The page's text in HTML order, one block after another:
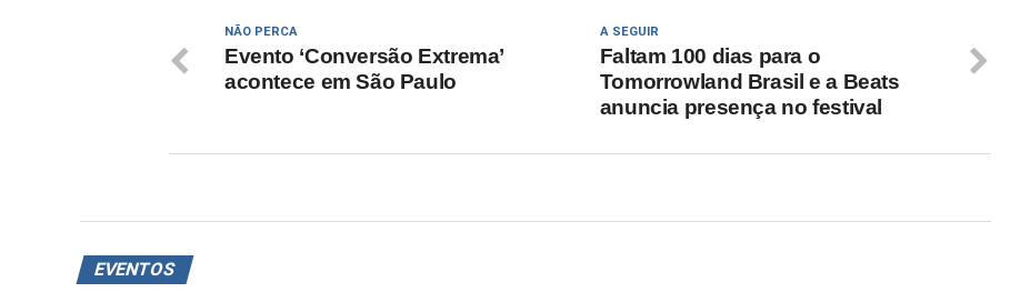
A SEGUIR
Faltam 100 dias para o
Tomorrowland Brasil e a Beats
anuncia presença no festival
NÃO PERCA
Evento ‘Conversão Extrema’
acontece em São Paulo
EVENTOS